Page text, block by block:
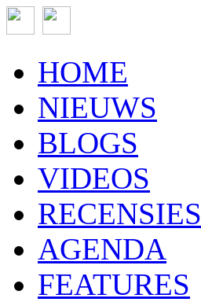
HOME
NIEUWS
BLOGS
VIDEOS
RECENSIES
AGENDA
FEATURES